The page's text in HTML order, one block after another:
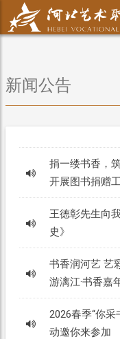
新闻公告
捐一缕书香，
开展图书捐赠
王德彰先生向
史》
书香润河艺 艺
游漓江·书香嘉
2026春季“你
动邀你来参加